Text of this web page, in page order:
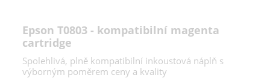
Epson T0803 - kompatibilní magenta
cartridge
Spolehlivá, plně kompatibilní inkoustová náplň s
výborným poměrem ceny a kvality